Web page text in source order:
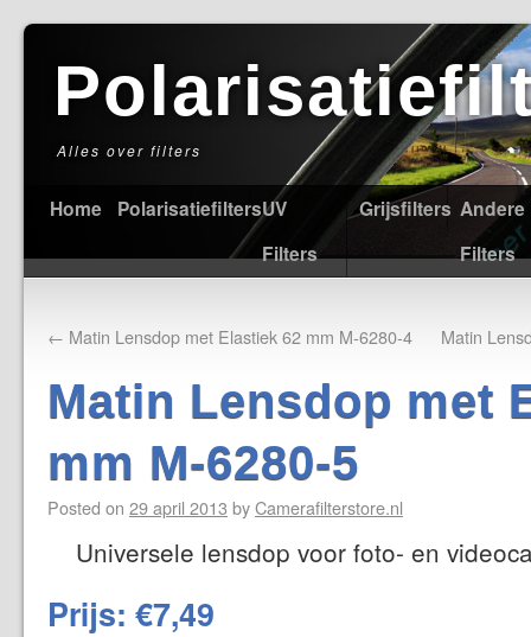
Alles over filters
Home PolarisatiefiltersUV
Filters
Grijsfilters Andere
Filters
← Matin Lensdop met Elastiek 62 mm M-6280-4 Matin
Matin Lensdop met
mm M-6280-5
Posted on 29 april 2013 byCamerafilterstore.nl
Universele lensdop voor foto- en
Prijs: €7,49